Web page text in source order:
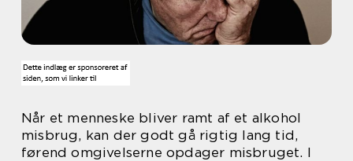
Når et menneske bliver ramt af et alkohol
misbrug, kan der godt gå rigtig lang tid,
førend omgivelserne opdager misbruget. I